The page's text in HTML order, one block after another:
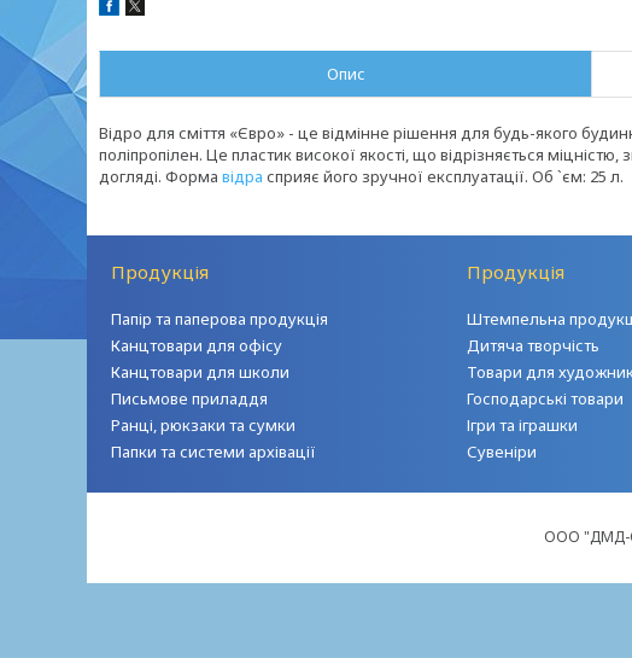
Опис
Відро для сміття «Євро» - це відмінне рішення для будь-якого
поліпропілен. Це пластик високої якості, що відрізняється міцністю,
догляді. Форма відра сприяє його зручної експлуатації. Об `єм: 25 л.
Продукція
Папір та паперова продукція
Канцтовари для офісу
Канцтовари для школи
Письмове приладдя
Ранці, рюкзаки та сумки
Папки та системи архівації
Продукція
Штемпельна
Дитяча творчість
Товари для
Господарські товари
Ігри та іграшки
Сувеніри